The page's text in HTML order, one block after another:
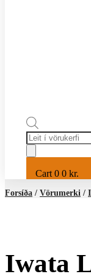
Products
search
Cart 0 0 kr.
Forsíða / Vörumerki /
Iwata